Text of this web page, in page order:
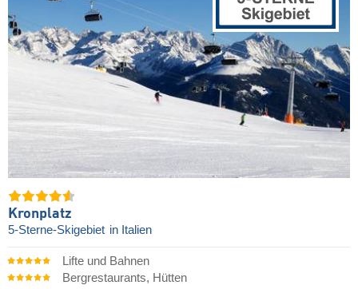
Kronplatz
5-Sterne-Skigebiet in Italien
Lifte und Bahnen
Bergrestaurants, Hütten